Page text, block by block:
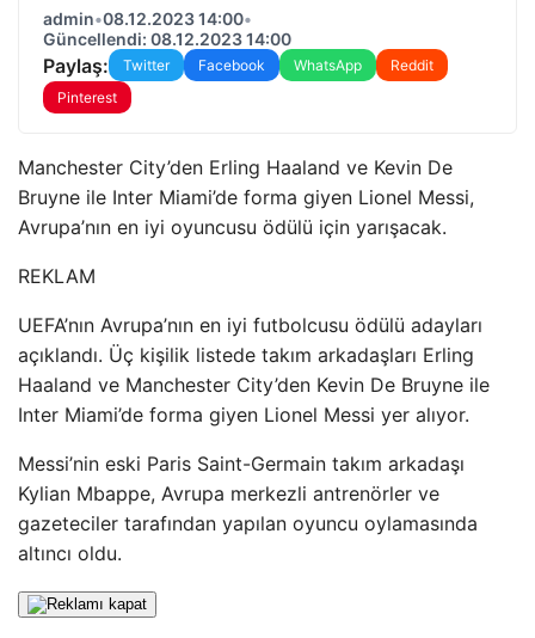
admin•08.12.2023 14:00•
Güncellendi: 08.12.2023 14:00
Paylaş: Twitter Facebook WhatsApp
Reddit
Pinterest
Manchester City’den Erling Haaland ve Kevin De
Bruyne ile Inter Miami’de forma giyen Lionel Messi,
Avrupa’nın en iyi oyuncusu ödülü için yarışacak.
REKLAM
UEFA’nın Avrupa’nın en iyi futbolcusu ödülü adayları
açıklandı. Üç kişilik listede takım arkadaşları Erling
Haaland ve Manchester City’den Kevin De Bruyne ile
Inter Miami’de forma giyen Lionel Messi yer alıyor.
Messi’nin eski Paris Saint-Germain takım arkadaşı
Kylian Mbappe, Avrupa merkezli antrenörler ve
gazeteciler tarafından yapılan oyuncu oylamasında
altıncı oldu.